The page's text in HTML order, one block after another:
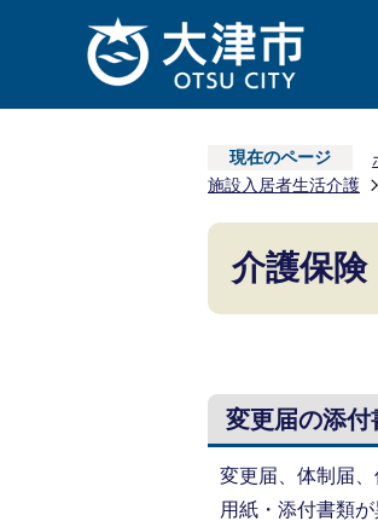
現在のページ
施設入居者生活介護
介護保
変更届の添付
変更届、体制届
用紙・添付書類